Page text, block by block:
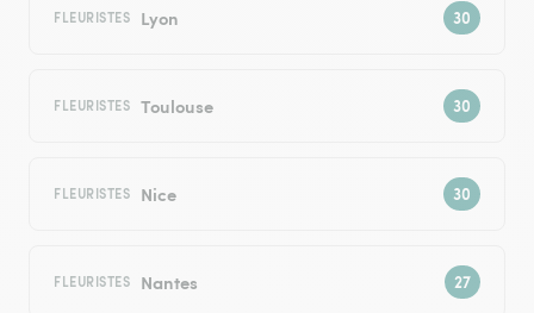
FLEURISTES Lyon
FLEURISTES Toulouse
FLEURISTES Nice
FLEURISTES Nantes